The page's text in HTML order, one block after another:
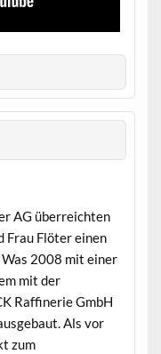
AG überreichten
Frau Flöter einen
2008 mit einer
mit der
Raffinerie GmbH
Als vor
zum